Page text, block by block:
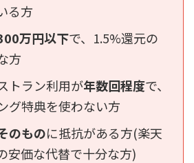
る方
万円以下で、1.5%還元の
方
トラン利用が年数回程度で、
グ特典を使わない方
のものに抵抗がある方(楽天
安価な代替で十分な方)